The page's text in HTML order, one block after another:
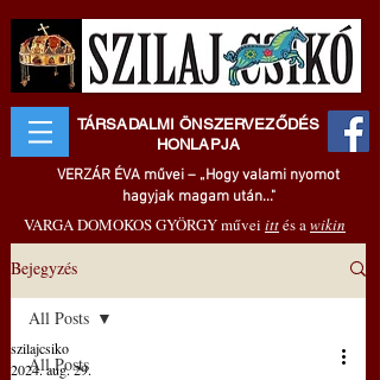
TÁRSADALMI ÖNSZERVEZŐDÉS
HONLAPJA
VERZÁR ÉVA művei – „Hogy valami nyomot
hagyjak magam után..."
VARGA DOMOKOS GYÖRGY művei ittés awikin
Bejegyzés
All Posts
All Posts
szilajcsiko
2024. aug. 29.